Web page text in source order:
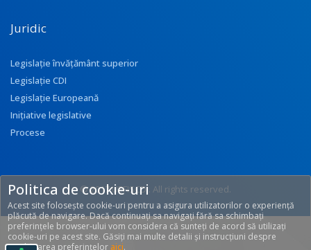
Juridic
Legislație învățământ superior
Legislație CDI
Legislație Europeană
Inițiative legislative
Procese
© 2017 UEFISCDI. All rights reserved.
[T: 0.2685, O: 92]
Politica de cookie-uri
Acest site folosește cookie-uri pentru a asigura utilizatorilor o experiență
plăcută de navigare. Dacă continuați sa navigați fără sa schimbați
preferințele browser-ului vom considera că sunteți de acord să utilizați
cookie-uri pe acest site. Găsiți mai multe detalii și instrucțiuni despre
modificarea preferințelor aici.